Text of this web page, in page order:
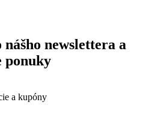
newslettera a
ponuky
a kupóny